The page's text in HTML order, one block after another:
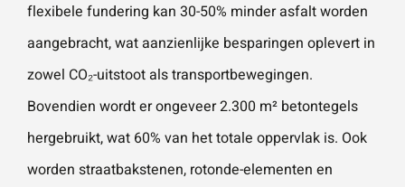
flexibele fundering kan 30-50% minder asfalt worden
aangebracht, wat aanzienlijke besparingen oplevert in
zowel CO₂-uitstoot als transportbewegingen.
Bovendien wordt er ongeveer 2.300 m² betontegels
hergebruikt, wat 60% van het totale oppervlak is. Ook
worden straatbakstenen, rotonde-elementen en